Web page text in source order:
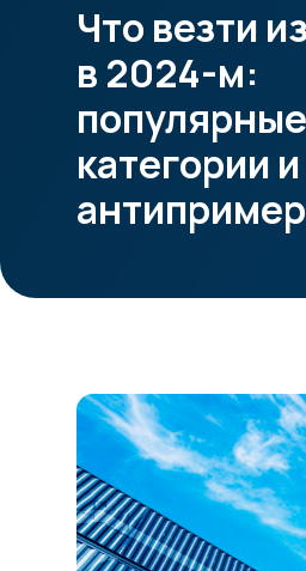
Что везти
в 2024-м:
популярные
категории и